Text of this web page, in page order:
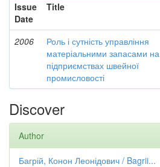
Issue
Date
Title
2006
Роль і сутність управління
матеріальними запасами на
підприємствах швейної
промисловості
Discover
Author
Багрій, Конон Леонідович / Bagrii...